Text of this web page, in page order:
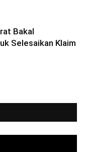
Bakal
Selesaikan Klaim